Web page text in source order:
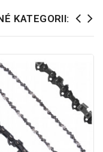
KATEGORII: